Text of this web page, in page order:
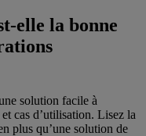
elle la bonne
solution facile à
cas d’utilisation. Lisez la
plus qu’une solution de